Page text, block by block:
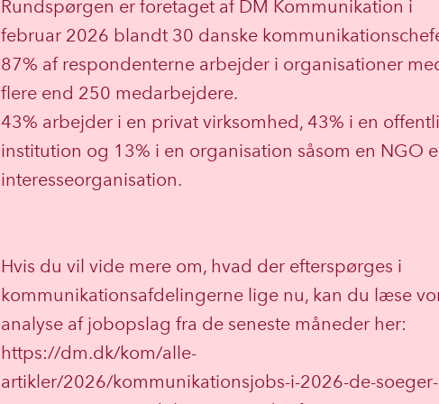
Rundspørgen er foretaget af DM Kommunikation i
februar 2026 blandt 30 danske
87% af respondenterne arbejder i organisationer
flere end 250 medarbejdere.
43% arbejder i en privat virksomhed, 43% i en
institution og 13% i en organisation såsom en NGO
interesseorganisation.
Hvis du vil vide mere om, hvad der efterspørges i
kommunikationsafdelingerne lige nu, kan du læse
analyse af jobopslag fra de seneste måneder her:
https://dm.dk/kom/alle-
artikler/2026/kommunikationsjobs-i-2026-de-soeger-